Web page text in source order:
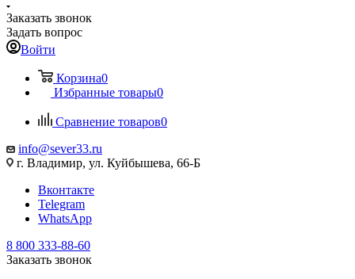
Заказать звонок
Задать вопрос
Войти
Корзина0
Избранные товары0
Сравнение товаров0
info@sever33.ru
г. Владимир, ул. Куйбышева, 66-Б
Вконтакте
Telegram
WhatsApp
8 800 333-88-60
Заказать звонок